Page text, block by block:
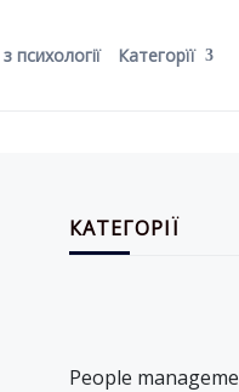
психології Категорїї
КАТЕГОРІЇ
People